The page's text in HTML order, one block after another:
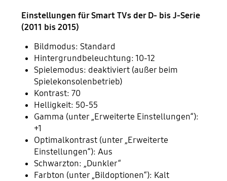
Einstellungen für Smart TVs der D- bis J-Serie
(2011 bis 2015)
Bildmodus: Standard
Hintergrundbeleuchtung: 10-12
Spielemodus: deaktiviert (außer beim
Spielekonsolenbetrieb)
Kontrast: 70
Helligkeit: 50-55
Gamma (unter „Erweiterte Einstellungen“):
+1
Optimalkontrast (unter „Erweiterte
Einstellungen“): Aus
Schwarzton: „Dunkler“
Farbton (unter „Bildoptionen“): Kalt